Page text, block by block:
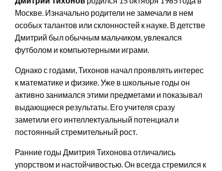
Москве. Изначально родители не замечали в нем
особых талантов или склонностей к науке. В детстве
Дмитрий был обычным мальчиком, увлекался
футболом и компьютерными играми.
Однако с годами, Тихонов начал проявлять интерес
к математике и физике. Уже в школьные годы он
активно занимался этими предметами и показывал
выдающиеся результаты. Его учителя сразу
заметили его интеллектуальный потенциал и
постоянный стремительный рост.
Ранние годы Дмитрия Тихонова отличались
упорством и настойчивостью. Он всегда стремился к